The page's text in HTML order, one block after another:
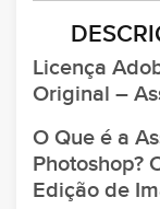
Licença
Original –
O Que é a
Photoshop?
Edição de